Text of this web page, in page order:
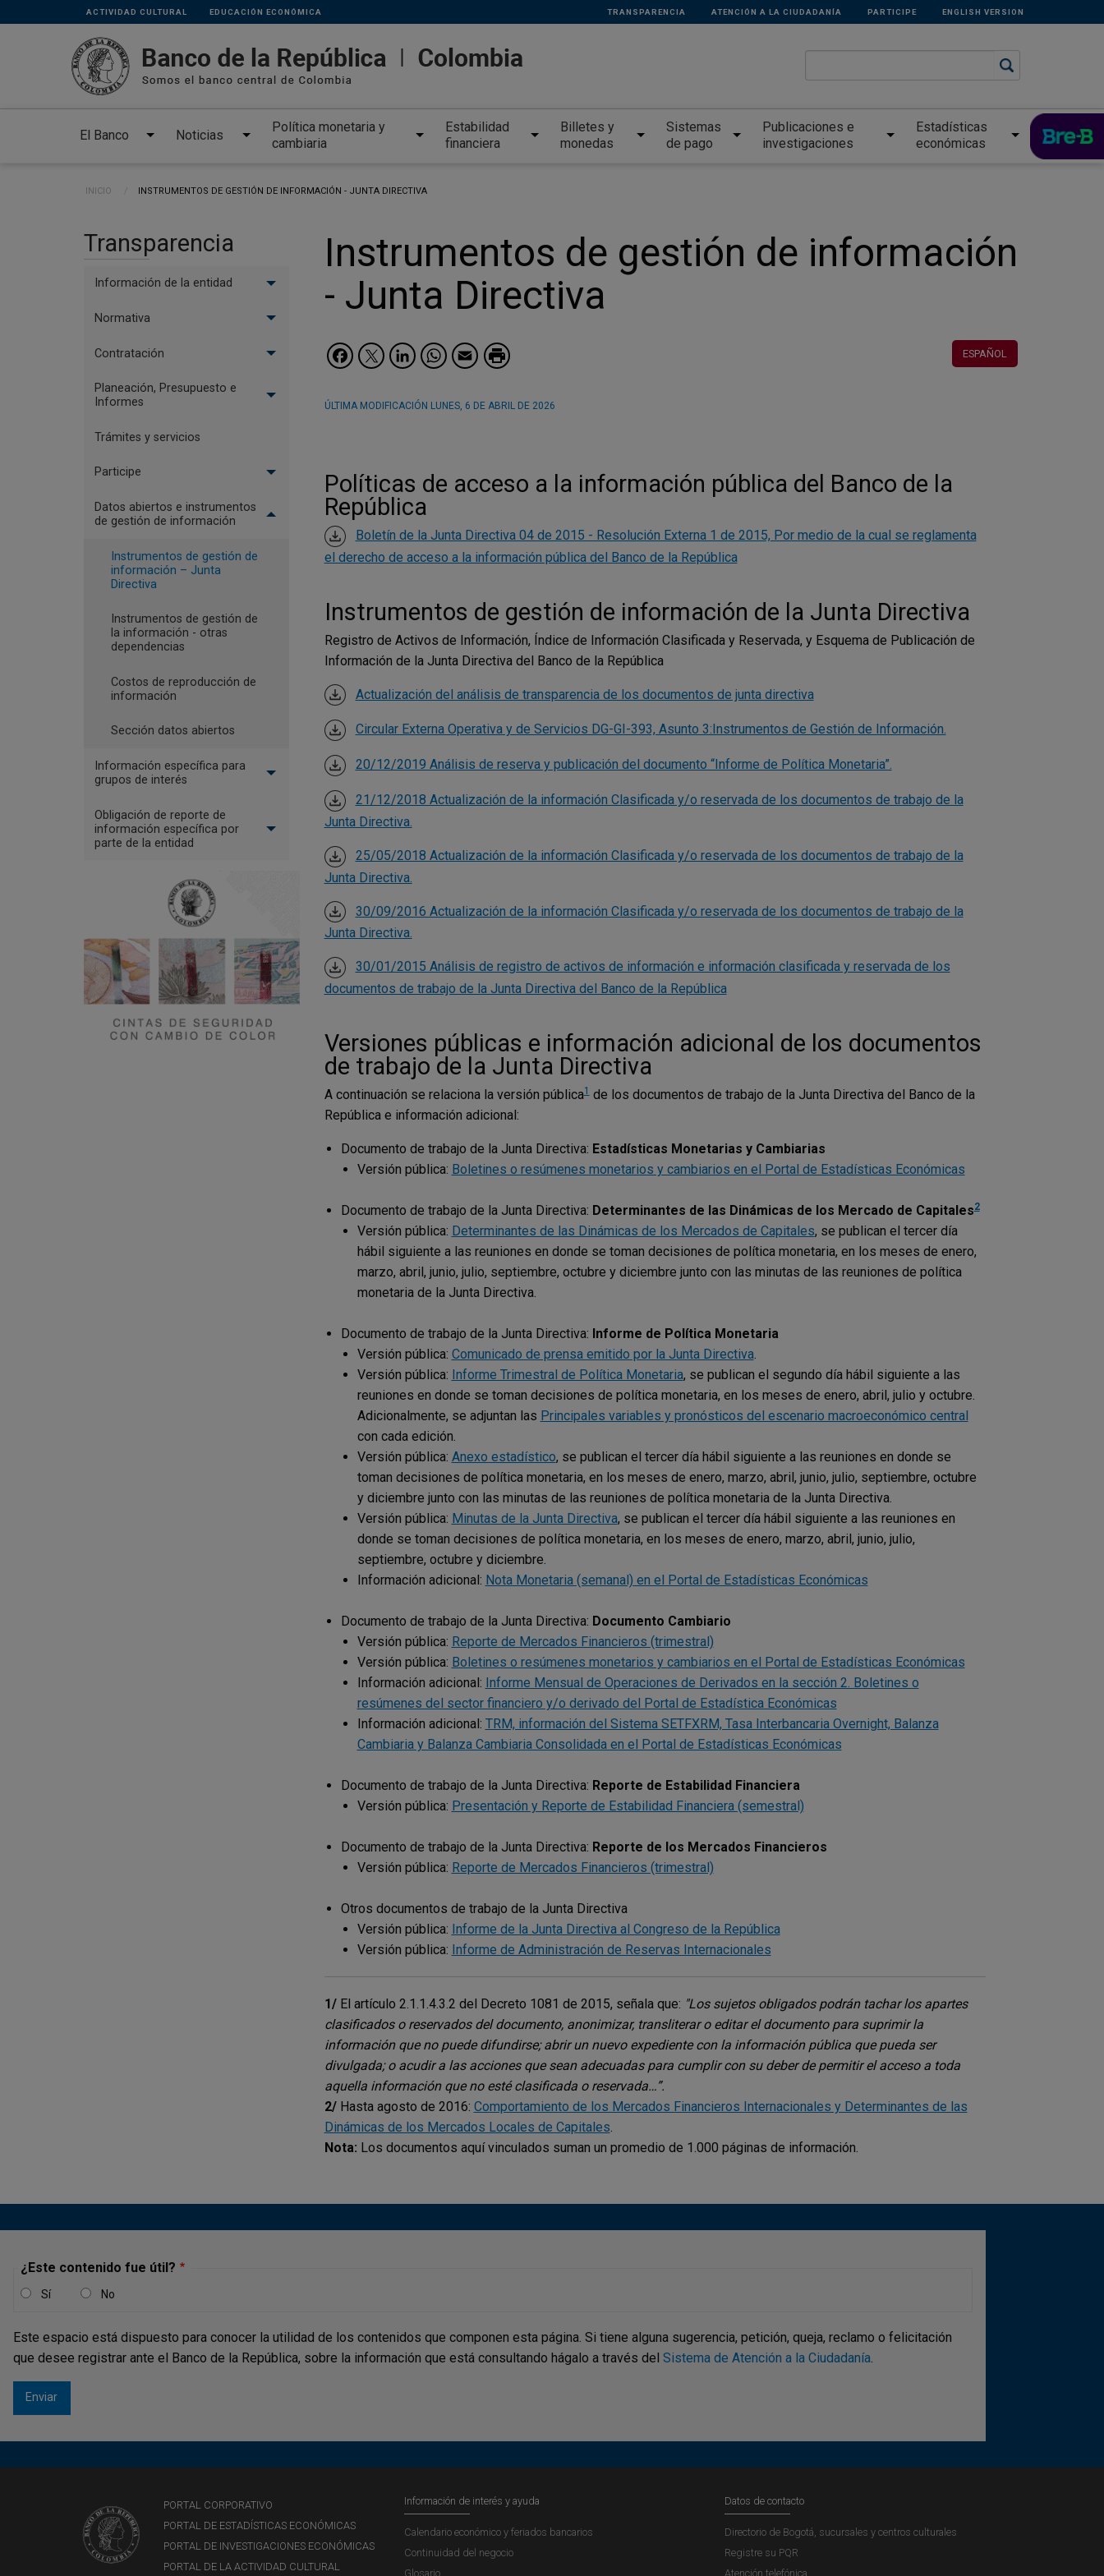
Pasar al contenido principal
Links
secundarios
ACTIVIDAD CULTURAL EDUCACIÓN ECONÓMICA TRANSPARENCIA ATENCIÓN A LA CIUDADANÍA PARTICIPE ENGLISH VERSION
El Banco Noticias
Política monetaria y
cambiaria
Estabilidad
financiera
Billetes y
monedas
Sistemas
de pago
Publicaciones e
investigaciones
Estadísticas
económicas
Ruta de navegación
INICIO CURRENT:
INSTRUMENTOS DE GESTIÓN DE INFORMACIÓN - JUNTA DIRECTIVA
Instrumentos de gestión de información
- Junta Directiva
ESPAÑOL
Facebook
Twitter
LinkedIn
WhatsApp
Email
ÚLTIMA MODIFICACIÓN LUNES, 6 DE ABRIL DE 2026
Políticas de acceso a la información pública del Banco de la
República
Boletín de la Junta Directiva 04 de 2015 - Resolución Externa 1 de 2015, Por medio de la cual se reglamenta
el derecho de acceso a la información pública del Banco de la República
Instrumentos de gestión de información de la Junta Directiva
Registro de Activos de Información, Índice de Información Clasificada y Reservada, y Esquema de Publicación de
Información de la Junta Directiva del Banco de la República
Actualización del análisis de transparencia de los documentos de junta directiva
Circular Externa Operativa y de Servicios DG-GI-393, Asunto 3:Instrumentos de Gestión de Información.
20/12/2019 Análisis de reserva y publicación del documento “Informe de Política Monetaria”.
21/12/2018 Actualización de la información Clasificada y/o reservada de los documentos de trabajo de la
Junta Directiva.
25/05/2018 Actualización de la información Clasificada y/o reservada de los documentos de trabajo de la
Junta Directiva.
30/09/2016 Actualización de la información Clasificada y/o reservada de los documentos de trabajo de la
Junta Directiva.
30/01/2015 Análisis de registro de activos de información e información clasificada y reservada de los
documentos de trabajo de la Junta Directiva del Banco de la República
Versiones públicas e información adicional de los documentos
de trabajo de la Junta Directiva
A continuación se relaciona la versión pública1 de los documentos de trabajo de la Junta Directiva del Banco de la
República e información adicional:
Documento de trabajo de la Junta Directiva: Estadísticas Monetarias y Cambiarias
Versión pública: Boletines o resúmenes monetarios y cambiarios en el Portal de Estadísticas Económicas
Documento de trabajo de la Junta Directiva: Determinantes de las Dinámicas de los Mercado de Capitales2
Versión pública: Determinantes de las Dinámicas de los Mercados de Capitales, se publican el tercer día
hábil siguiente a las reuniones en donde se toman decisiones de política monetaria, en los meses de enero,
marzo, abril, junio, julio, septiembre, octubre y diciembre junto con las minutas de las reuniones de política
monetaria de la Junta Directiva.
Documento de trabajo de la Junta Directiva: Informe de Política Monetaria
Versión pública: Comunicado de prensa emitido por la Junta Directiva.
Versión pública: Informe Trimestral de Política Monetaria, se publican el segundo día hábil siguiente a las
reuniones en donde se toman decisiones de política monetaria, en los meses de enero, abril, julio y octubre.
Adicionalmente, se adjuntan las Principales variables y pronósticos del escenario macroeconómico central
con cada edición.
Versión pública: Anexo estadístico, se publican el tercer día hábil siguiente a las reuniones en donde se
toman decisiones de política monetaria, en los meses de enero, marzo, abril, junio, julio, septiembre, octubre
y diciembre junto con las minutas de las reuniones de política monetaria de la Junta Directiva.
Versión pública: Minutas de la Junta Directiva, se publican el tercer día hábil siguiente a las reuniones en
donde se toman decisiones de política monetaria, en los meses de enero, marzo, abril, junio, julio,
septiembre, octubre y diciembre.
Información adicional: Nota Monetaria (semanal) en el Portal de Estadísticas Económicas
Documento de trabajo de la Junta Directiva: Documento Cambiario
Versión pública: Reporte de Mercados Financieros (trimestral)
Versión pública: Boletines o resúmenes monetarios y cambiarios en el Portal de Estadísticas Económicas
Información adicional: Informe Mensual de Operaciones de Derivados en la sección 2. Boletines o
resúmenes del sector financiero y/o derivado del Portal de Estadística Económicas
Información adicional: TRM, información del Sistema SETFXRM, Tasa Interbancaria Overnight, Balanza
Cambiaria y Balanza Cambiaria Consolidada en el Portal de Estadísticas Económicas
Documento de trabajo de la Junta Directiva: Reporte de Estabilidad Financiera
Versión pública: Presentación y Reporte de Estabilidad Financiera (semestral)
Documento de trabajo de la Junta Directiva: Reporte de los Mercados Financieros
Versión pública: Reporte de Mercados Financieros (trimestral)
Otros documentos de trabajo de la Junta Directiva
Versión pública: Informe de la Junta Directiva al Congreso de la República
Versión pública: Informe de Administración de Reservas Internacionales
1/El artículo 2.1.1.4.3.2 del Decreto 1081 de 2015, señala que: "Los sujetos obligados podrán tachar los apartes
clasificados o reservados del documento, anonimizar, transliterar o editar el documento para suprimir la
información que no puede difundirse; abrir un nuevo expediente con la información pública que pueda ser
divulgada; o acudir a las acciones que sean adecuadas para cumplir con su deber de permitir el acceso a toda
aquella información que no esté clasificada o reservada…”.
2/Hasta agosto de 2016: Comportamiento de los Mercados Financieros Internacionales y Determinantes de las
Dinámicas de los Mercados Locales de Capitales.
Nota: Los documentos aquí vinculados suman un promedio de 1.000 páginas de información.
Transparencia
Información de la entidad
Normativa
Contratación
Planeación, Presupuesto e
Informes
Trámites y servicios
Participe
Datos abiertos e instrumentos
de gestión de información
Instrumentos de gestión de
información – Junta
Directiva
Instrumentos de gestión de
la información - otras
dependencias
Costos de reproducción de
información
Sección datos abiertos
Información específica para
grupos de interés
Obligación de reporte de
información específica por
parte de la entidad
¿Este contenido fue útil?
Sí No
Este espacio está dispuesto para conocer la utilidad de los contenidos que componen esta página. Si tiene alguna sugerencia, petición, queja, reclamo o felicitación
que desee registrar ante el Banco de la República, sobre la información que está consultando hágalo a través del Sistema de Atención a la Ciudadanía.
PORTAL CORPORATIVO
PORTAL DE ESTADÍSTICAS ECONÓMICAS
PORTAL DE INVESTIGACIONES ECONÓMICAS
PORTAL DE LA ACTIVIDAD CULTURAL
Información de interés y ayuda
Calendario económico y feriados bancarios
Continuidad del negocio
Glosario
Datos de contacto
Directorio de Bogotá, sucursales y centros culturales
Registre su PQR
Atención telefónica